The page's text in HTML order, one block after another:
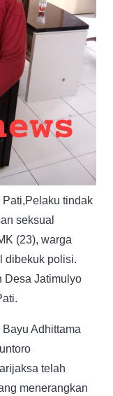
Pati,Pelaku tindak
seksual
(23), warga
dibekuk polisi.
Desa Jatimulyo
Adhittama
telah
menerangkan